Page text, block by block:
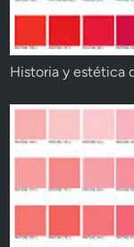
Historia y estética